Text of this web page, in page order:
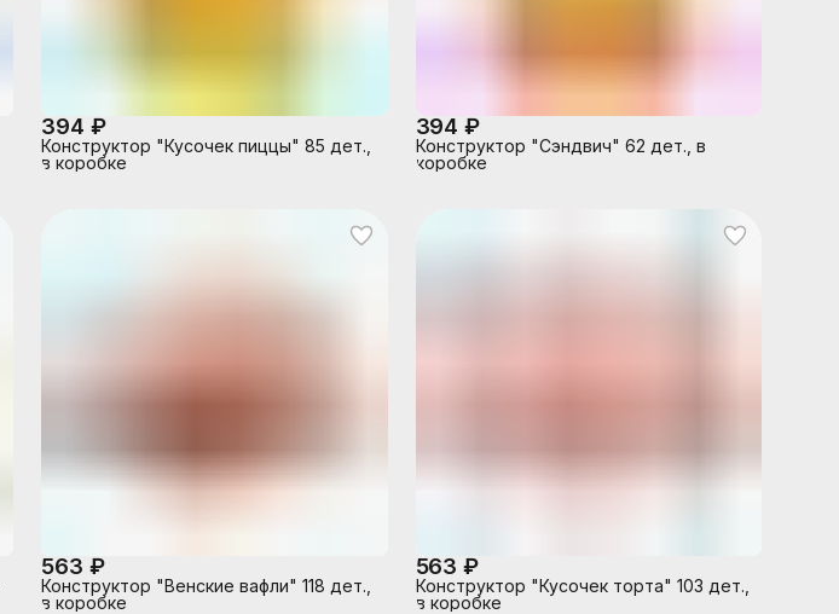
394 ₽
Конструктор "Кусочек пиццы" 85 дет.,
в коробке
394 ₽
Конструктор "Сэндвич" 62 дет., в
коробке
563 ₽
Конструктор "Венские вафли" 118 дет.,
в коробке
563 ₽
Конструктор "Кусочек торта" 103 дет.,
в коробке